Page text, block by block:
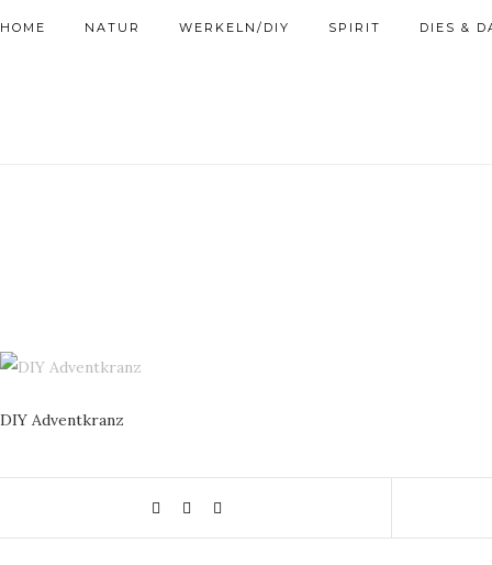
HOME NATUR WERKELN/DIY SPIRIT DIES &
DIY Adventkranz